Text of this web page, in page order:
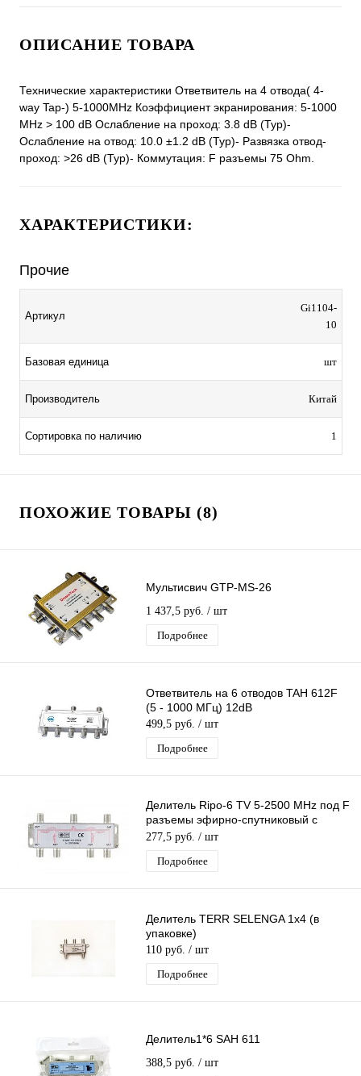
ОПИСАНИЕ ТОВАРА
Технические характеристики Ответвитель на 4 отвода( 4-
way Tap-) 5-1000MHz Коэффициент экранирования: 5-1000
МHz > 100 dB Ослабление на проход: 3.8 dB (Typ)-
Ослабление на отвод: 10.0 ±1.2 dB (Typ)- Развязка отвод-
проход: >26 dB (Typ)- Коммутация: F разъемы 75 Ohm.
ХАРАКТЕРИСТИКИ:
Прочие
Артикул
Gi1104-
10
Базовая единица шт
Производитель Китай
Сортировка по наличию 1
ПОХОЖИЕ ТОВАРЫ (8)
Мультисвич GTP-MS-26
1 437,5 руб. / шт
Подробнее
Ответвитель на 6 отводов TAH 612F
(5 - 1000 МГц) 12dB
499,5 руб. / шт
Подробнее
Делитель Ripo-6 TV 5-2500 MHz под F
разъемы эфирно-спутниковый с
проходом питания 1 вход 6 выходов
277,5 руб. / шт
Подробнее
Делитель TERR SELENGA 1х4 (в
упаковке)
110 руб. / шт
Подробнее
Делитель1*6 SAH 611
388,5 руб. / шт